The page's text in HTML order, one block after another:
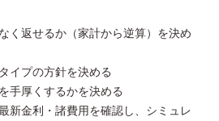
く返せるか（家計から逆算）を決め
イプの方針を決める
手厚くするかを決める
新金利・諸費用を確認し、シミュレ